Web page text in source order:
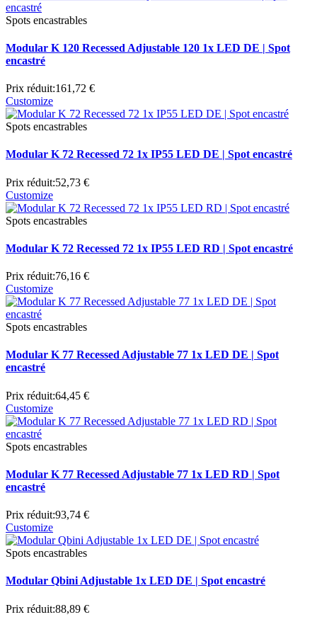
Spots encastrables
Modular K 120 Recessed Adjustable 120 1x LED DE | Spot
encastré
Prix réduit:161,72 €
Customize
Spots encastrables
Modular K 72 Recessed 72 1x IP55 LED DE | Spot encastré
Prix réduit:52,73 €
Customize
Spots encastrables
Modular K 72 Recessed 72 1x IP55 LED RD | Spot encastré
Prix réduit:76,16 €
Customize
Spots encastrables
Modular K 77 Recessed Adjustable 77 1x LED DE | Spot
encastré
Prix réduit:64,45 €
Customize
Spots encastrables
Modular K 77 Recessed Adjustable 77 1x LED RD | Spot
encastré
Prix réduit:93,74 €
Customize
Spots encastrables
Modular Qbini Adjustable 1x LED DE | Spot encastré
Prix réduit:88,89 €